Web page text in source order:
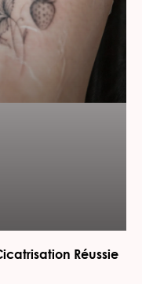
Réussie